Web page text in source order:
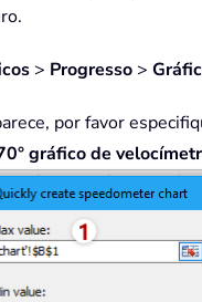
> Progresso >
por favor
° gráfico de